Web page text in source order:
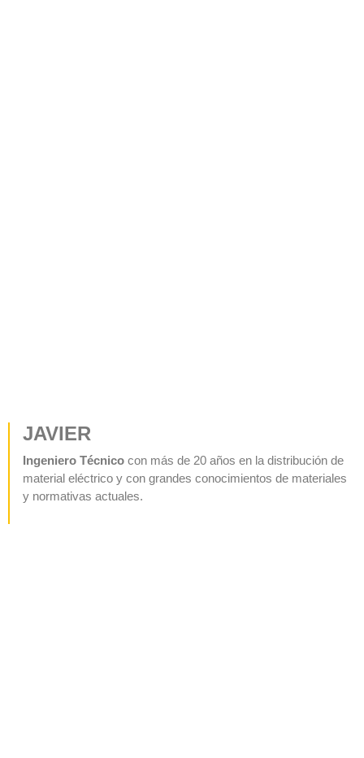
JAVIER
Ingeniero Técnico con más de 20 años en la distribución de
material eléctrico y con grandes conocimientos de materiales
y normativas actuales.